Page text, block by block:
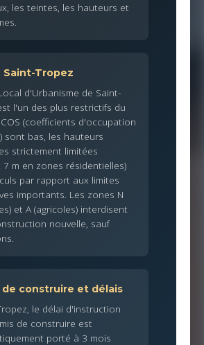
les teintes, les hauteurs et
Saint-Tropez
d'Urbanisme de Saint-
l'un des plus restrictifs du
(coefficients d'occupation
sont bas, les hauteurs
strictement limitées
7 m en zones résidentielles)
par rapport aux limites
importants. Les zones N
et A (agricoles) interdisent
nouvelle, sauf
de construire et délais
le délai d'instruction
de construire est
porté à 3 mois